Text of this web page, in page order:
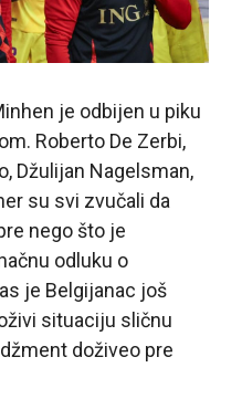
je odbijen u piku
Roberto De Zerbi,
Džulijan Nagelsman,
su svi zvučali da
nego što je
odluku o
je Belgijanac još
situaciju sličnu
doživeo pre